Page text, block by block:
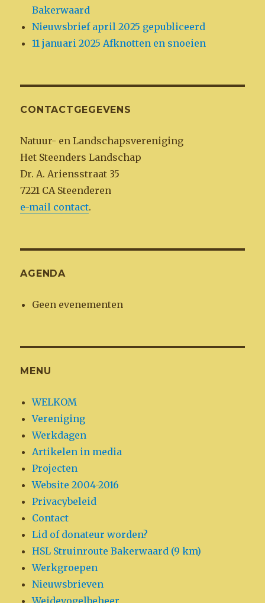
Bakerwaard
Nieuwsbrief april 2025 gepubliceerd
11 januari 2025 Afknotten en snoeien
CONTACTGEGEVENS
Natuur- en Landschapsvereniging
Het Steenders Landschap
Dr. A. Ariensstraat 35
7221 CA Steenderen
e-mail contact.
AGENDA
Geen evenementen
MENU
WELKOM
Vereniging
Werkdagen
Artikelen in media
Projecten
Website 2004-2016
Privacybeleid
Contact
Lid of donateur worden?
HSL Struinroute Bakerwaard (9 km)
Werkgroepen
Nieuwsbrieven
Weidevogelbeheer